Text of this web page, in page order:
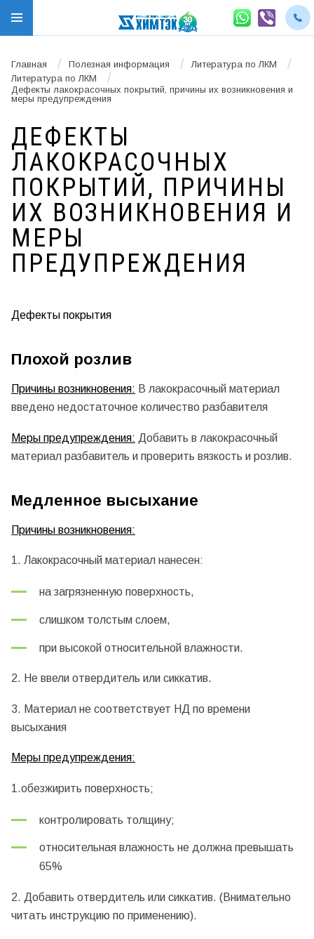
Главная / Полезная информация / Литература по ЛКМ /
Литература по ЛКМ /
Дефекты лакокрасочных покрытий, причины их возникновения и
меры предупреждения
ДЕФЕКТЫ
ЛАКОКРАСОЧНЫХ
ПОКРЫТИЙ, ПРИЧИНЫ
ИХ ВОЗНИКНОВЕНИЯ И
МЕРЫ
ПРЕДУПРЕЖДЕНИЯ
Дефекты покрытия
Плохой розлив
Причины возникновения: В лакокрасочный материал
введено недостаточное количество разбавителя
Меры предупреждения: Добавить в лакокрасочный
материал разбавитель и проверить вязкость и розлив.
Медленное высыхание
Причины возникновения:
1. Лакокрасочный материал нанесен:
на загрязненную поверхность,
слишком толстым слоем,
при высокой относительной влажности.
2. Не ввели отвердитель или сиккатив.
3. Материал не соответствует НД по времени
высыхания
Меры предупреждения:
1.обезжирить поверхность;
контролировать толщину;
относительная влажность не должна превышать
65%
2. Добавить отвердитель или сиккатив. (Внимательно
читать инструкцию по применению).